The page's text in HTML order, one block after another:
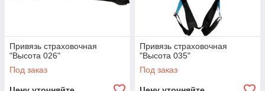
Привязь страховочная
"Высота 026"
Под заказ
Привязь страховочная
"Высота 035"
Под заказ